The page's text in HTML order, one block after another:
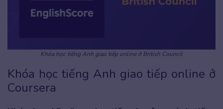
Khóa học tiếng Anh giao tiếp online ở British Council
Khóa học tiếng Anh giao tiếp online ở
Coursera